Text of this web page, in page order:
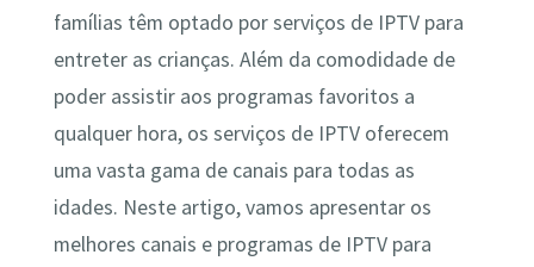
famílias têm optado por serviços de IPTV para
entreter as crianças. Além da comodidade de
poder assistir aos programas favoritos a
qualquer hora, os serviços de IPTV oferecem
uma vasta gama de canais para todas as
idades. Neste artigo, vamos apresentar os
melhores canais e programas de IPTV para